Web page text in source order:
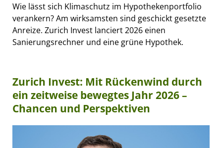
Wie lässt sich Klimaschutz im Hypothekenportfolio
verankern? Am wirksamsten sind geschickt gesetzte
Anreize. Zurich Invest lanciert 2026 einen
Sanierungsrechner und eine grüne Hypothek.
Zurich Invest: Mit Rückenwind durch
ein zeitweise bewegtes Jahr 2026 –
Chancen und Perspektiven